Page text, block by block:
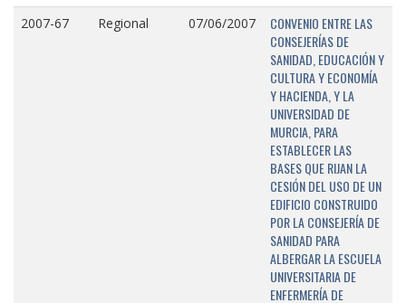
2007-67 Regional 07/06/2007
CONVENIO ENTRE LAS
CONSEJERÍAS DE
SANIDAD, EDUCACIÓN Y
CULTURA Y ECONOMÍA
Y HACIENDA, Y LA
UNIVERSIDAD DE
MURCIA, PARA
ESTABLECER LAS
BASES QUE RIJAN LA
CESIÓN DEL USO DE UN
EDIFICIO CONSTRUIDO
POR LA CONSEJERÍA DE
SANIDAD PARA
ALBERGAR LA ESCUELA
UNIVERSITARIA DE
ENFERMERÍA DE